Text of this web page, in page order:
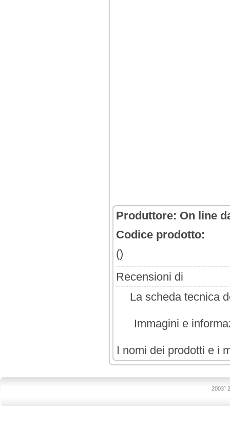
Produttore: On line
Codice prodotto:
()
Recensioni di
La scheda tecnica
Immagini e
I nomi dei prodotti e i
2003˜